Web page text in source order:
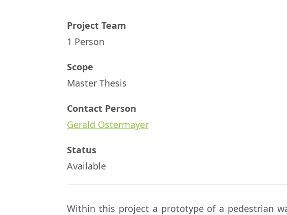
Project Team
1 Person
Scope
Master Thesis
Contact Person
Gerald Ostermayer
Status
Available
Within this project a prototype of a pedestrian